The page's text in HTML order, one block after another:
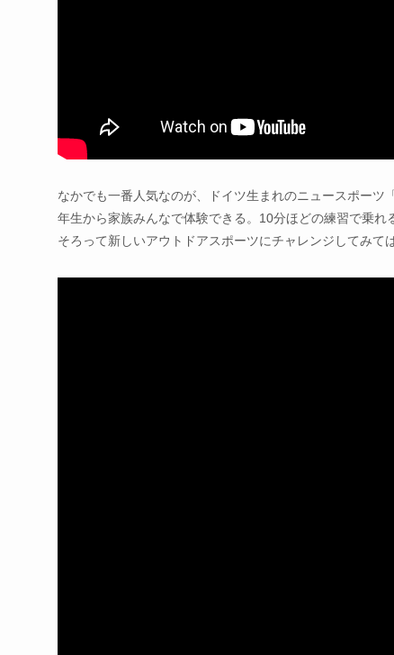
なかでも一番人気なのが、ドイツ生まれのニュースポー
年生から家族みんなで体験できる。10分ほどの練習で乗
そろって新しいアウトドアスポーツにチャレンジしてみて